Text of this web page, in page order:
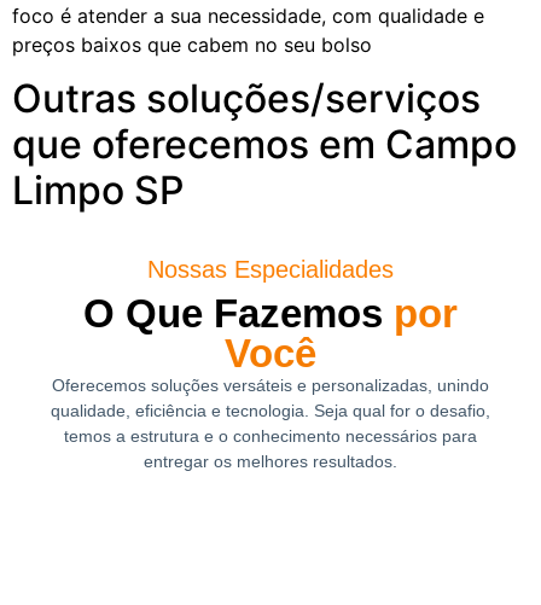
foco é atender a sua necessidade, com qualidade e
preços baixos que cabem no seu bolso
Outras soluções/serviços
que oferecemos em Campo
Limpo SP
Nossas Especialidades
O Que Fazemos por
Você
Oferecemos soluções versáteis e personalizadas, unindo
qualidade, eficiência e tecnologia. Seja qual for o desafio,
temos a estrutura e o conhecimento necessários para
entregar os melhores resultados.